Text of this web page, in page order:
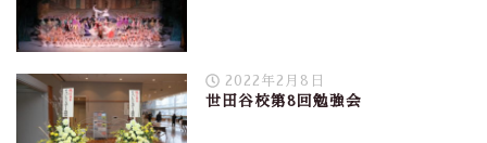
2022年2月8日
世田谷校第8回勉強会